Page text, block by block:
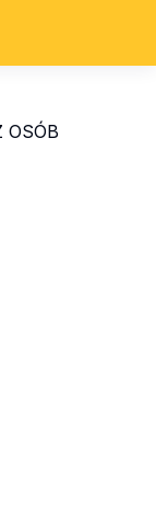
OSÓB